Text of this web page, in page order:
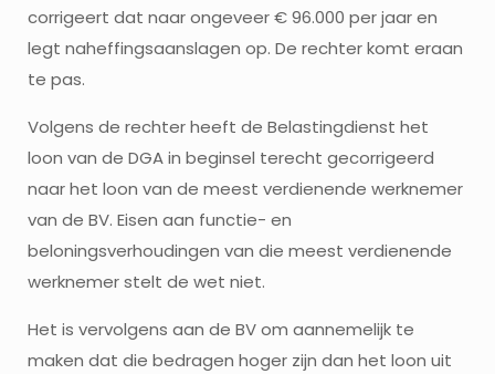
corrigeert dat naar ongeveer € 96.000 per jaar en
legt naheffingsaanslagen op. De rechter komt eraan
te pas.
Volgens de rechter heeft de Belastingdienst het
loon van de DGA in beginsel terecht gecorrigeerd
naar het loon van de meest verdienende werknemer
van de BV. Eisen aan functie- en
beloningsverhoudingen van die meest verdienende
werknemer stelt de wet niet.
Het is vervolgens aan de BV om aannemelijk te
maken dat die bedragen hoger zijn dan het loon uit